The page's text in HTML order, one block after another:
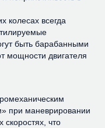
колесах всегда
быть барабанными
мощности двигателя
при маневрировании
что